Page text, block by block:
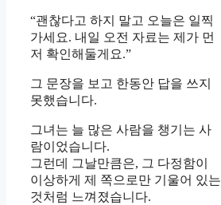
“괜찮다고 하지 말고 오늘은 일찍
가세요. 내일 오전 자료는 제가 먼
저 확인해둘게요.”
그 문장을 보고 한동안 답을 쓰지
못했습니다.
그녀는 늘 많은 사람을 챙기는 사
람이었습니다.
그런데 그날만큼은, 그 다정함이
이상하게 제 쪽으로만 기울어 있는
것처럼 느껴졌습니다.